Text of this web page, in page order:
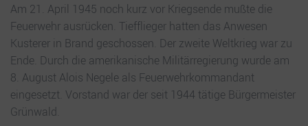
Am 21. April 1945 noch kurz vor Kriegsende mußte die
Feuerwehr ausrücken. Tiefflieger hatten das Anwesen
Kusterer in Brand geschossen. Der zweite Weltkrieg war zu
Ende. Durch die amerikanische Militärregierung wurde am
8. August Alois Negele als Feuerwehrkommandant
eingesetzt. Vorstand war der seit 1944 tätige Bürgermeister
Grünwald.